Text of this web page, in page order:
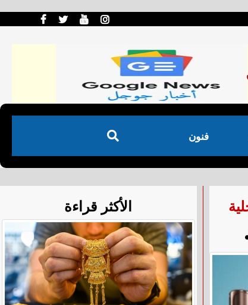
فنون
الأكثر قراءة